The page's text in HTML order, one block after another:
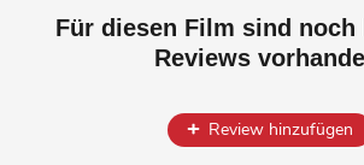
Für diesen Film sind noch
Reviews
Review hinzufügen